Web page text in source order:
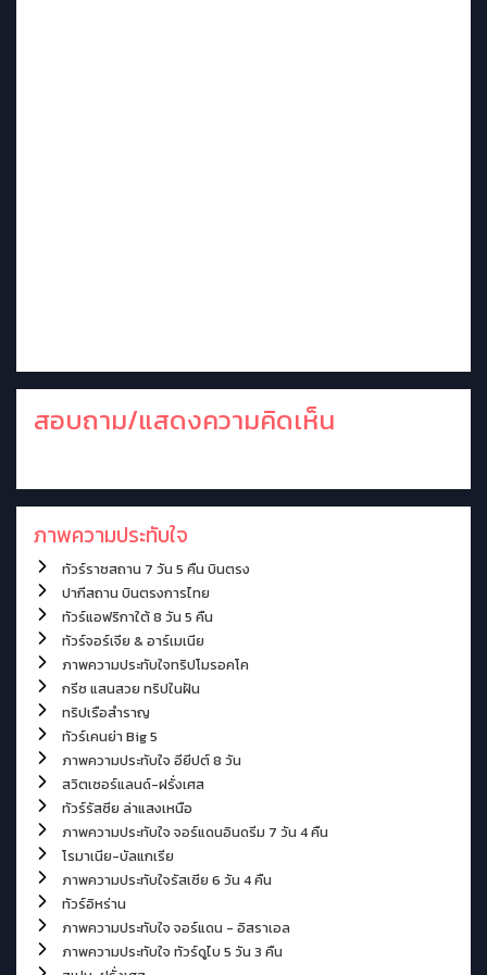
สอบถาม/แสดงความคิดเห็น
ภาพความประทับใจ
ทัวร์ราชสถาน 7 วัน 5 คืน บินตรง
ปากีสถาน บินตรงการไทย
ทัวร์แอฟริกาใต้ 8 วัน 5 คืน
ทัวร์จอร์เจีย & อาร์เมเนีย
ภาพความประทับใจทริปโมรอคโค
กรีซ แสนสวย ทริปในฝัน
ทริปเรือสำราญ
ทัวร์เคนย่า Big 5
ภาพความประทับใจ อียีปต์ 8 วัน
สวิตเซอร์แลนด์-ฝรั่งเศส
ทัวร์รัสซีย ล่าแสงเหนือ
ภาพความประทับใจ จอร์แดนอินดรีม 7 วัน 4 คืน
โรมาเนีย-บัลแกเรีย
ภาพความประทับใจรัสเซีย 6 วัน 4 คืน
ทัวร์อิหร่าน
ภาพความประทับใจ จอร์แดน - อิสราเอล
ภาพความประทับใจ ทัวร์ดูไบ 5 วัน 3 คืน